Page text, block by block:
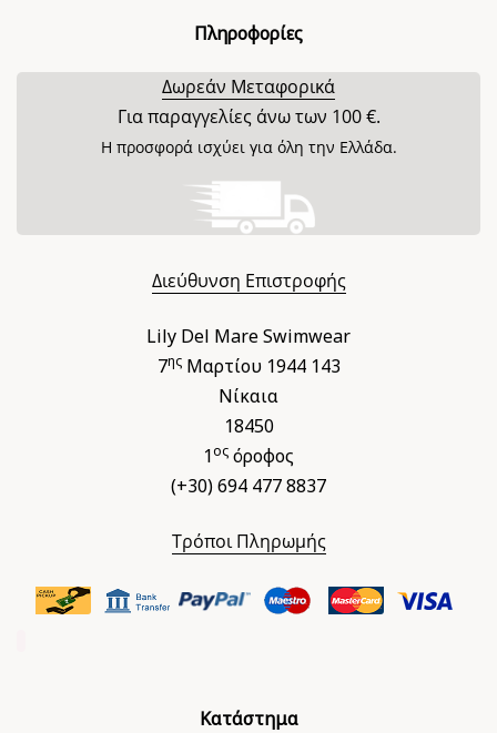
Πληροφορίες
Δωρεάν Μεταφορικά
Για παραγγελίες άνω των 100 €.
Η προσφορά ισχύει για όλη την Ελλάδα.
Διεύθυνση Επιστροφής
Lily Del Mare Swimwear
7ηςΜαρτίου 1944 143
Νίκαια
18450
1ος όροφος
(+30) 694 477 8837
Τρόποι Πληρωμής
Κατάστημα